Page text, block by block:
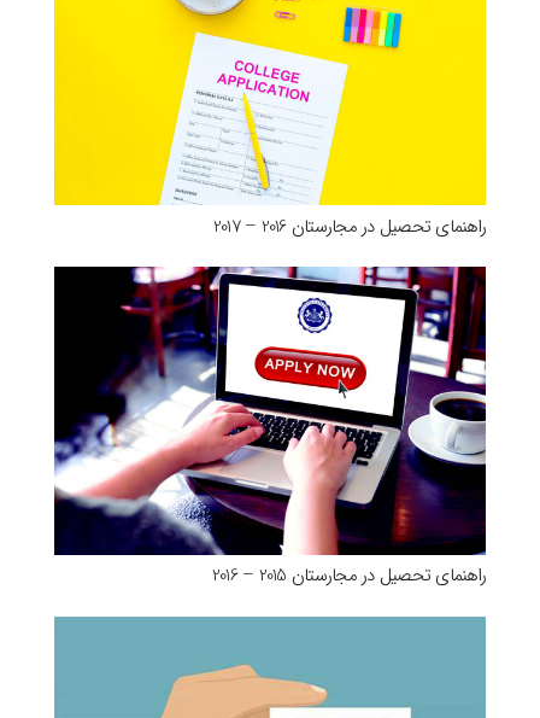
راهنمای تحصیل در مجارستان 2016 – 2017
راهنمای تحصیل در مجارستان 2015 – 2016